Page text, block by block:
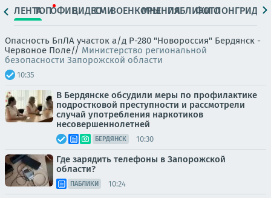
ЛЕНТАТОПОФИЦ.ВИДЕОСМИВОЕНКОРЫМНЕНИЯПАБЛИКИ
ФОТОЛОНГРИДЫ
Опасность БпЛА участок а/д Р-280 "Новороссия" Бердянск -
Червоное Поле// Министерство региональной
безопасности Запорожской области
10:35
В Бердянске обсудили меры по профилактике
подростковой преступности и рассмотрели
случай употребления наркотиков
несовершеннолетней
БЕРДЯНСК 10:30
Где зарядить телефоны в Запорожской
области?
ПАБЛИКИ 10:24